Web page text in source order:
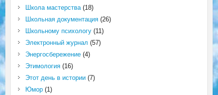
Школа мастерства(18)
Школьная документация(26)
Школьному психологу(11)
Электронный журнал (57)
Энергосбережение(4)
Этимология(16)
Этот день в истории(7)
Юмор(1)